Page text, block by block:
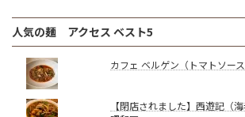
人気の麺 アクセス ベスト5
カフェ ベルゲン（トマトソー
【閉店されました】西遊記（